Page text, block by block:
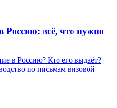
Россию: всё, что нужно
в Россию? Кто его выдаёт?
по письмам визовой